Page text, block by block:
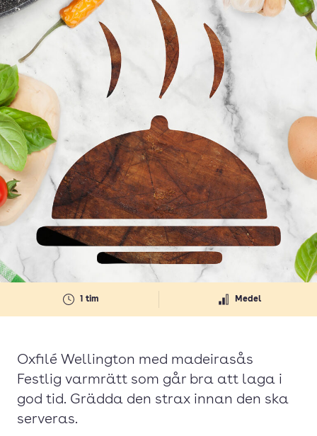
1 tim Medel
Oxfilé Wellington med madeirasås
Festlig varmrätt som går bra att laga i
god tid. Grädda den strax innan den ska
serveras.